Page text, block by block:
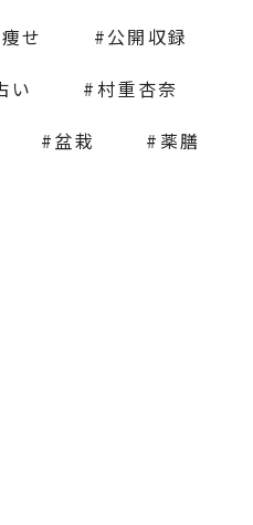
せ
公開収録
い
村重杏奈
盆栽
薬膳